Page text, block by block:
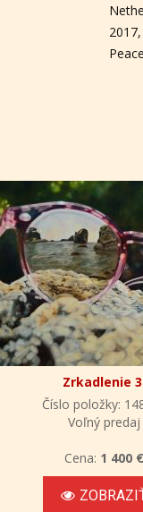
Zrkadlenie
Číslo položky:
Voľný predaj
Cena: 1 400 €